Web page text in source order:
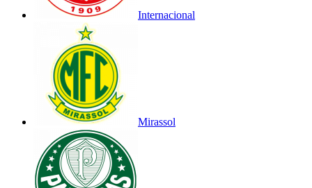
Internacional
Mirassol